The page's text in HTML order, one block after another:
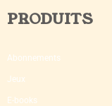
PRODUITS
Abonnements
Jeux
E-books